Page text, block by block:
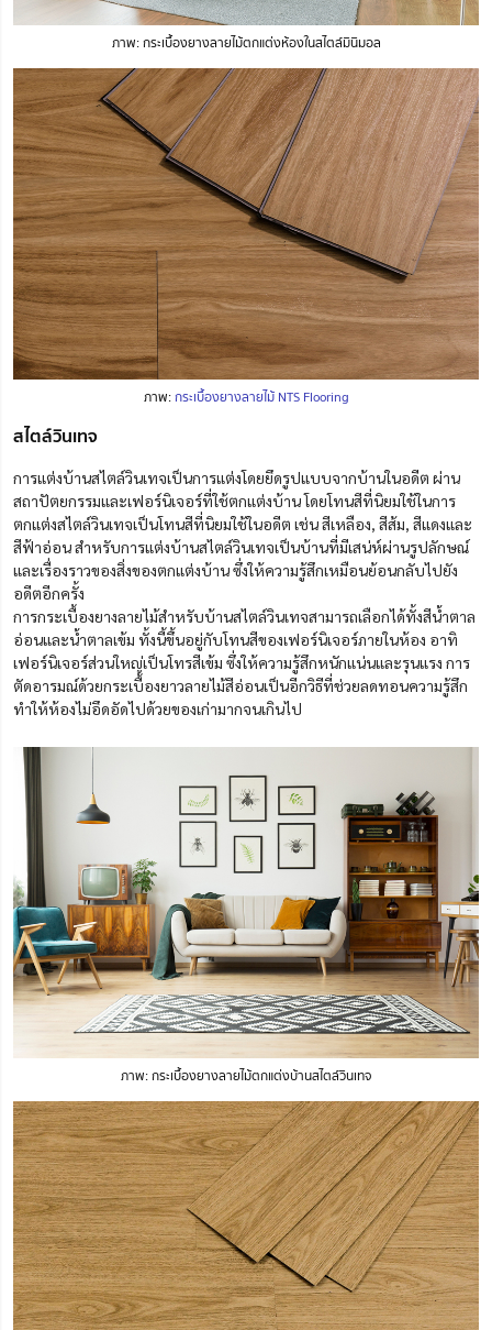
ภาพ: กระเบื้องยางลายไม้ตกแต่งห้องในสไตล์มินิมอล
ภาพ:กระเบื้องยางลายไม้ NTS Flooring
สไตล์วินเทจ
การแต่งบ้านสไตล์วินเทจเป็นการแต่งโดยยึดรูปแบบจากบ้านในอดีต ผ่าน
สถาปัตยกรรมและเฟอร์นิเจอร์ที่ใช้ตกแต่งบ้าน โดยโทนสีที่นิยมใช้ในการ
ตกแต่งสไตล์วินเทจเป็นโทนสีที่นิยมใช้ในอดีต เช่น สีเหลือง, สีส้ม, สีแดงและ
สีฟ้าอ่อน สำหรับการแต่งบ้านสไตล์วินเทจเป็นบ้านที่มีเสน่ห์ผ่านรูปลักษณ์
และเรื่องราวของสิ่งของตกแต่งบ้าน ซึ่งให้ความรู้สึกเหมือนย้อนกลับไปยัง
อดีตอีกครั้ง
การกระเบื้องยางลายไม้สำหรับบ้านสไตล์วินเทจสามารถเลือกได้ทั้งสีน้ำตาล
อ่อนและน้ำตาลเข้ม ทั้งนี้ขึ้นอยู่กับโทนสีของเฟอร์นิเจอร์ภายในห้อง อาทิ
เฟอร์นิเจอร์ส่วนใหญ่เป็นโทรสีเข้ม ซึ่งให้ความรู้สึกหนักแน่นและรุนแรง การ
ตัดอารมณ์ด้วยกระเบื้องยาวลายไม้สีอ่อนเป็นอีกวิธีที่ช่วยลดทอนความรู้สึก
ทำให้ห้องไม่อึดอัดไปด้วยของเก่ามากจนเกินไป
ภาพ: กระเบื้องยางลายไม้ตกแต่งบ้านสไตล์วินเทจ